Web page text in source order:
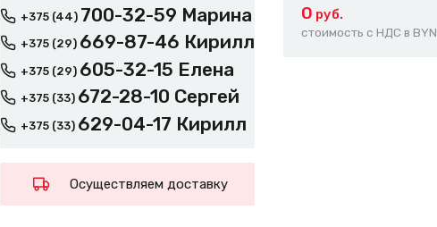
+375 (44) 700-32-59 Марина
+375 (29) 669-87-46 Кирилл
+375 (29) 605-32-15 Елена
+375 (33) 672-28-10 Сергей
+375 (33) 629-04-17 Кирилл
Осуществляем доставку
0 руб.
стоимость с НДС в BYN